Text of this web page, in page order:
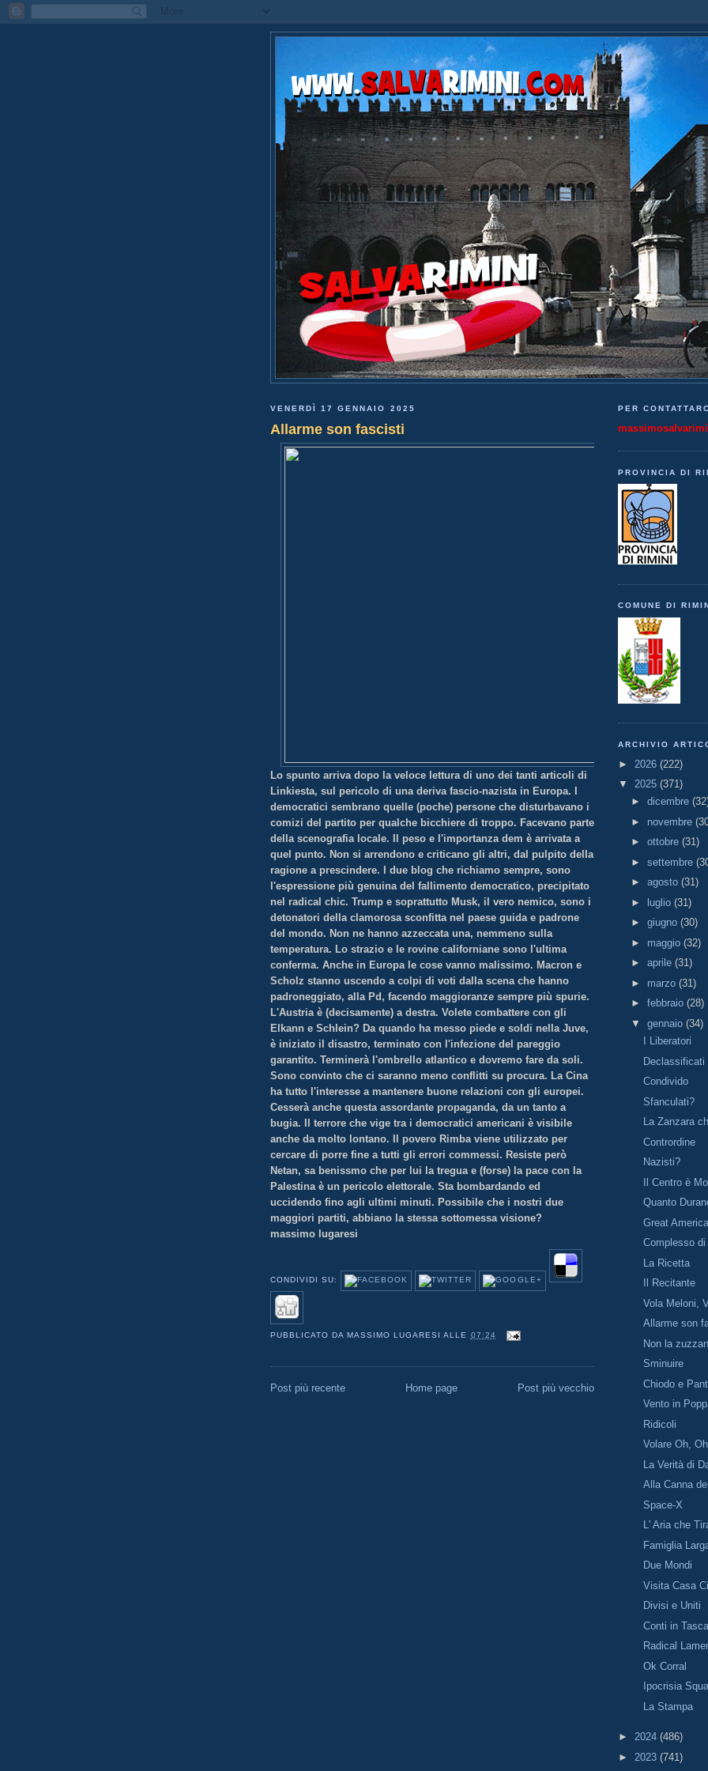
VENERDÌ 17 GENNAIO 2025
Allarme son fascisti
Lo spunto arriva dopo la veloce lettura di uno dei tanti articoli di
Linkiesta, sul pericolo di una deriva fascio-nazista in Europa. I
democratici sembrano quelle (poche) persone che disturbavano i
comizi del partito per qualche bicchiere di troppo. Facevano parte
della scenografia locale. Il peso e l'importanza dem è arrivata a
quel punto. Non si arrendono e criticano gli altri, dal pulpito della
ragione a prescindere. I due blog che richiamo sempre, sono
l'espressione più genuina del fallimento democratico, precipitato
nel radical chic. Trump e soprattutto Musk, il vero nemico, sono i
detonatori della clamorosa sconfitta nel paese guida e padrone
del mondo. Non ne hanno azzeccata una, nemmeno sulla
temperatura. Lo strazio e le rovine californiane sono l'ultima
conferma. Anche in Europa le cose vanno malissimo. Macron e
Scholz stanno uscendo a colpi di voti dalla scena che hanno
padroneggiato, alla Pd, facendo maggioranze sempre più spurie.
L'Austria è (decisamente) a destra. Volete combattere con gli
Elkann e Schlein? Da quando ha messo piede e soldi nella Juve,
è iniziato il disastro, terminato con l'infezione del pareggio
garantito. Terminerà l'ombrello atlantico e dovremo fare da soli.
Sono convinto che ci saranno meno conflitti su procura. La Cina
ha tutto l'interesse a mantenere buone relazioni con gli europei.
Cesserà anche questa assordante propaganda, da un tanto a
bugia. Il terrore che vige tra i democratici americani è visibile
anche da molto lontano. Il povero Rimba viene utilizzato per
cercare di porre fine a tutti gli errori commessi. Resiste però
Netan, sa benissmo che per lui la tregua e (forse) la pace con la
Palestina è un pericolo elettorale. Sta bombardando ed
uccidendo fino agli ultimi minuti. Possibile che i nostri due
maggiori partiti, abbiano la stessa sottomessa visione?
massimo lugaresi
CONDIVIDI SU:
PUBBLICATO DA MASSIMO LUGARESI ALLE 07:24
Post più recente Post più vecchio
Home page
PER
PROVINCIA DI
COMUNE DI
ARCHIVIO
► 2026 (222)
▼ 2025 (371)
► dicembre
► novembre
► ottobre (31)
► settembre
► agosto (31)
►
luglio (31)
► giugno (30)
► maggio (32)
► aprile (31)
► marzo (31)
► febbraio (28)
▼ gennaio (34)
I Liberatori
Declassificati
Condivido
Sfanculati?
La Zanzara
Contrordine
Nazisti?
Il Centro è
Quanto
Great America
Complesso
La Ricetta
Il Recitante
Vola Meloni,
Allarme son
Non la
Sminuire
Chiodo e
Vento in
Ridicoli
Volare Oh, Oh
La Verità di
Alla Canna
Space-X
L' Aria che
Famiglia
Due Mondi
Visita Casa
Divisi e Uniti
Conti in Tasca
Radical
Ok Corral
Ipocrisia
La Stampa
► 2024 (486)
► 2023 (741)